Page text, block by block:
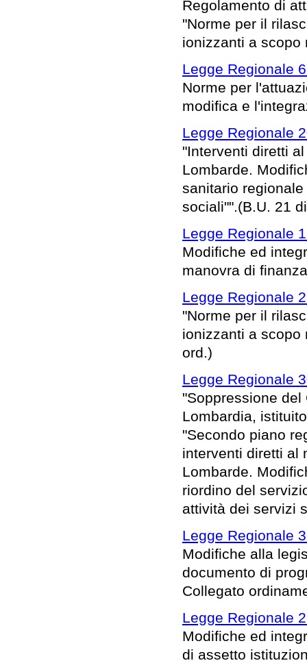
Regolamento di
"Norme per il
ionizzanti a scopo
Legge Regionale
Norme per
modifica e
Legge Regionale
"Interventi diretti
Lombarde.
sanitario
sociali"".(B.U. 21
Legge Regionale
Modifiche ed
manovra di
Legge Regionale
"Norme per il
ionizzanti a scopo
ord.)
Legge Regionale
"Soppressione
Lombardia,
"Secondo piano
interventi diretti al
Lombarde.
riordino del
attività dei servizi
Legge Regionale
Modifiche alla
documento di
Collegato
Legge Regionale
Modifiche ed
di assetto